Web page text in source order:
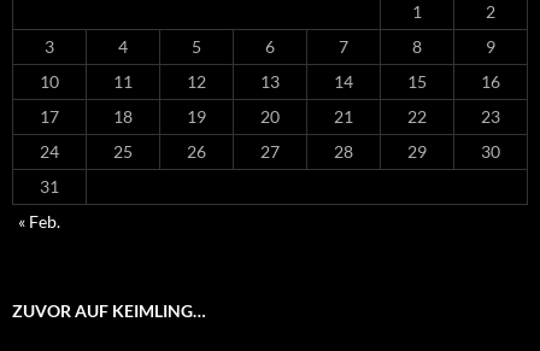
1
2
3
4 5 6 7 8
9
10
11 12 13 14 15
16
17
18 19 20 21 22
23
24
25 26 27 28 29
30
31
« Feb.
ZUVOR AUF KEIMLING…